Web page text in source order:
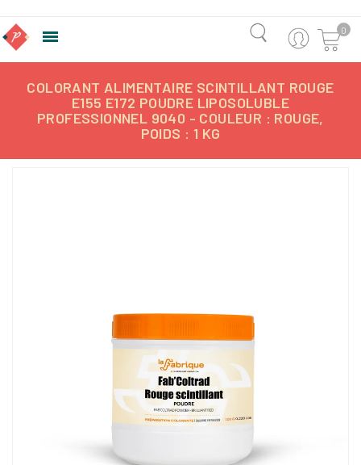
 0
COLORANT ALIMENTAIRE SCINTILLANT ROUGE
E155 E172 POUDRE LIPOSOLUBLE
PROFESSIONNEL 9040 - COULEUR : ROUGE,
POIDS : 1 KG